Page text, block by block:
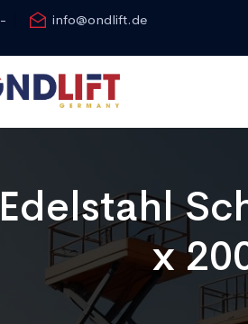
- info@ondlift.de
Edelstahl
x